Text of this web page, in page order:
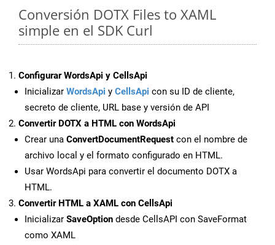
Conversión DOTX Files to XAML
simple en el SDK Curl
Configurar WordsApi y CellsApi
Inicializar WordsApi y CellsApi con su ID de cliente,
secreto de cliente, URL base y versión de API
Convertir DOTX a HTML con WordsApi
Crear una ConvertDocumentRequest con el nombre de
archivo local y el formato configurado en HTML.
Usar WordsApi para convertir el documento DOTX a
HTML.
Convertir HTML a XAML con CellsApi
Inicializar SaveOption desde CellsAPI con SaveFormat
como XAML